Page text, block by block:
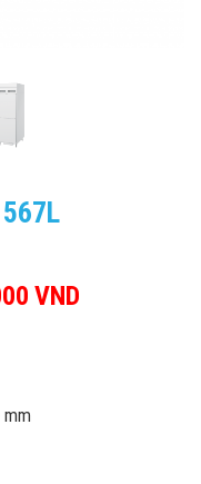
VND
mm